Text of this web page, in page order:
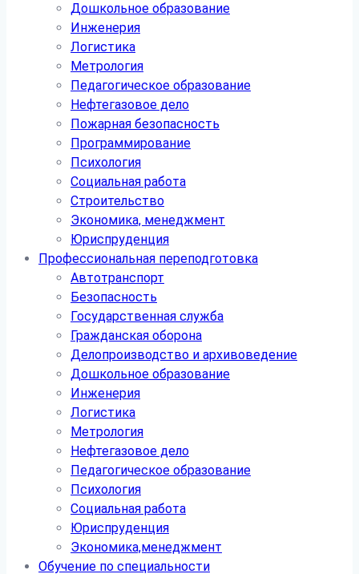
Дошкольное образование
Инженерия
Логистика
Метрология
Педагогическое образование
Нефтегазовое дело
Пожарная безопасность
Программирование
Психология
Социальная работа
Строительство
Экономика, менеджмент
Юриспруденция
Профессиональная переподготовка
Автотранспорт
Безопасность
Государственная служба
Гражданская оборона
Делопроизводство и архивоведение
Дошкольное образование
Инженерия
Логистика
Метрология
Нефтегазовое дело
Педагогическое образование
Психология
Социальная работа
Юриспруденция
Экономика,менеджмент
Обучение по специальности